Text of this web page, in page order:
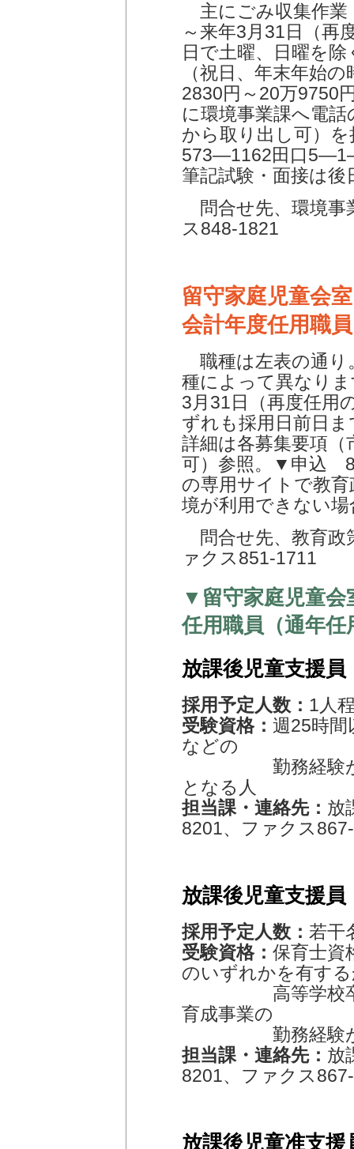
主にごみ収集作業
～来年3月31日（再
日で土曜、日曜を
（祝日、年末年始
2830円～20万
に環境事業課へ電
から取り出し可）
573―1162田口
筆記試験・面接は後
問合せ先、環境
ス848-1821
留守家庭児童会室
会計年度任用職
職種は左表の通り
種によって異なり
3月31日（再度任用
ずれも採用日前日
詳細は各募集要項
可）参照。▼申込 8
の専用サイトで教
境が利用できない
問合せ先、教育
ァクス851-1711
▼留守家庭児童
任用職員（通年任
放課後児童支援
採用予定人数： 1人
受験資格： 週25時間
などの
勤務経験が令
となる人
担当課・連絡先： 放
8201、ファクス
放課後児童支援員
採用予定人数： 若干
受験資格： 保育士資
のいずれかを有す
高等学校卒業
育成事業の
勤務経験が
担当課・連絡先： 放
8201、ファクス
放課後児童准支援